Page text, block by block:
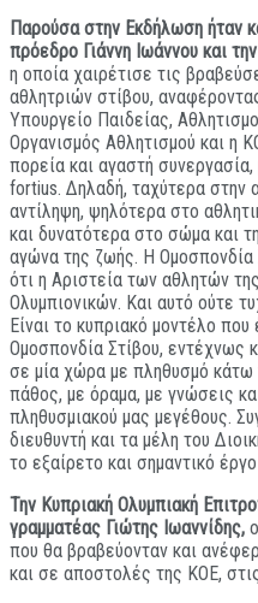
Παρούσα στην Εκδήλωση ήταν
πρόεδρο Γιάννη Ιωάννου και
η οποία χαιρέτισε τις
αθλητριών στίβου,
Υπουργείο Παιδείας,
Οργανισμός Αθλητισμού και η
πορεία και αγαστή
fortius. Δηλαδή, ταχύτερα στην
αντίληψη, ψηλότερα στο
και δυνατότερα στο σώμα και
αγώνα της ζωής. Η Ομοσπονδία
ότι η Αριστεία των αθλητών
Ολυμπιονικών. Και αυτό ούτε
Είναι το κυπριακό μοντέλο
Ομοσπονδία Στίβου, εντέχνως
σε μία χώρα με πληθυσμό κάτω
πάθος, με όραμα, με γνώσεις
πληθυσμιακού μας μεγέθους.
διευθυντή και τα μέλη του
το εξαίρετο και σημαντικό
Την Κυπριακή Ολυμπιακή
γραμματέας Γιώτης Ιωαννίδης,
που θα βραβεύονταν και
και σε αποστολές της ΚΟΕ,